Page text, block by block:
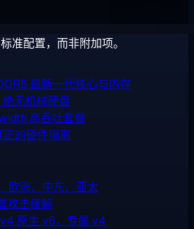
准配置，而非附加项。
最新一代核心与内存
绝无机械硬盘
高吞吐套餐
正的硬件隔离
欧洲、中东、亚太
攻击缓解
原生 v6，专属 v4